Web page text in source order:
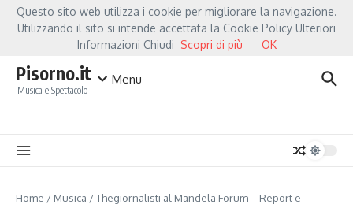
Salta al contenuto
Hot News
Mannoia, a Capannori nasce “Anime Salve”: la data zero è un atto d’amore
Pisorno.it
Musica e Spettacolo
Menu
Home / Musica /Thegiornalisti al Mandela Forum – Report e
Questo sito web utilizza i cookie per migliorare la navigazione.
Utilizzando il sito si intende accettata la Cookie Policy Ulteriori
Informazioni Chiudi Scopri di più OK